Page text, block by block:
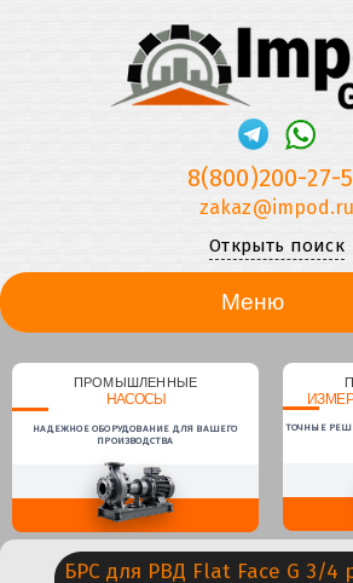
8(800)200-27-
zakaz@impod.ru
Открыть поиск
Меню
ПРОМЫШЛЕННЫЕ
НАСОСЫ
НАДЕЖНОЕ ОБОРУДОВАНИЕ ДЛЯ ВАШЕГО
ПРОИЗВОДСТВА
ТОЧНЫЕ
БРС для РВД Flat Face G 3/4